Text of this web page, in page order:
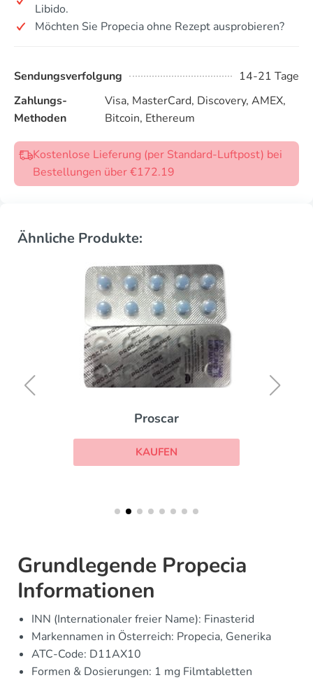
Libido.
Möchten Sie Propecia ohne Rezept ausprobieren?
Sendungsverfolgung
14-21 Tage
Zahlungs-
Methoden
Visa, MasterCard, Discovery, AMEX,
Bitcoin, Ethereum
Kostenlose Lieferung (per Standard-Luftpost) bei
Bestellungen über €172.19
Ähnliche Produkte:
Proscar
KAUFEN
Grundlegende Propecia
Informationen
INN (Internationaler freier Name): Finasterid
Markennamen in Österreich: Propecia, Generika
ATC-Code: D11AX10
Formen & Dosierungen: 1 mg Filmtabletten